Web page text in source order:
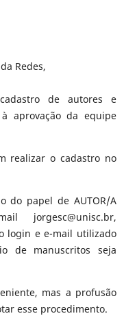
Redes,
de autores e
aprovação da equipe
realizar o cadastro no
do papel de AUTOR/A
jorgesc@unisc.br,
login e e-mail utilizado
de manuscritos seja
mas a profusão
esse procedimento.